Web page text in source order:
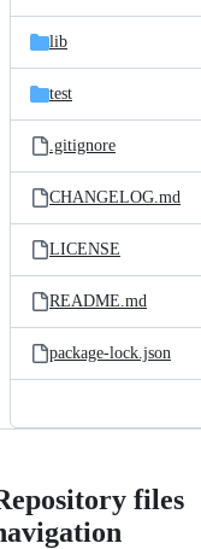
lib
test
.gitignore
CHANGELOG.md
LICENSE
README.md
package-lock.json
files